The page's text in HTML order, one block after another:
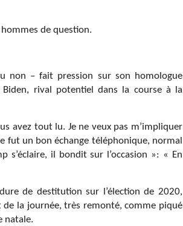
de question.
non – fait pression sur son homologue
rival potentiel dans la course à la
avez tout lu. Je ne veux pas m’impliquer
fut un bon échange téléphonique, normal
s’éclaire, il bondit sur l’occasion »: « En
de destitution sur l’élection de 2020,
de la journée, très remonté, comme piqué
natale.